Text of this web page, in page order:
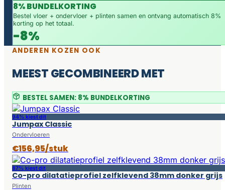
8% BUNDELKORTING
Bestel vloer + ondervloer + plinten samen en ontvang automatisch 8%
korting op het totaal.
-8%
ANDEREN KOZEN OOK
MEEST GECOMBINEERD MET
BESTEL SAMEN: 8% BUNDELKORTING
94% kiest dit
Jumpax Classic
Ondervloeren
€156,95/stuk
87% kiest dit
Co-pro dilatatieprofiel zelfklevend 38mm donker grijs
Plinten